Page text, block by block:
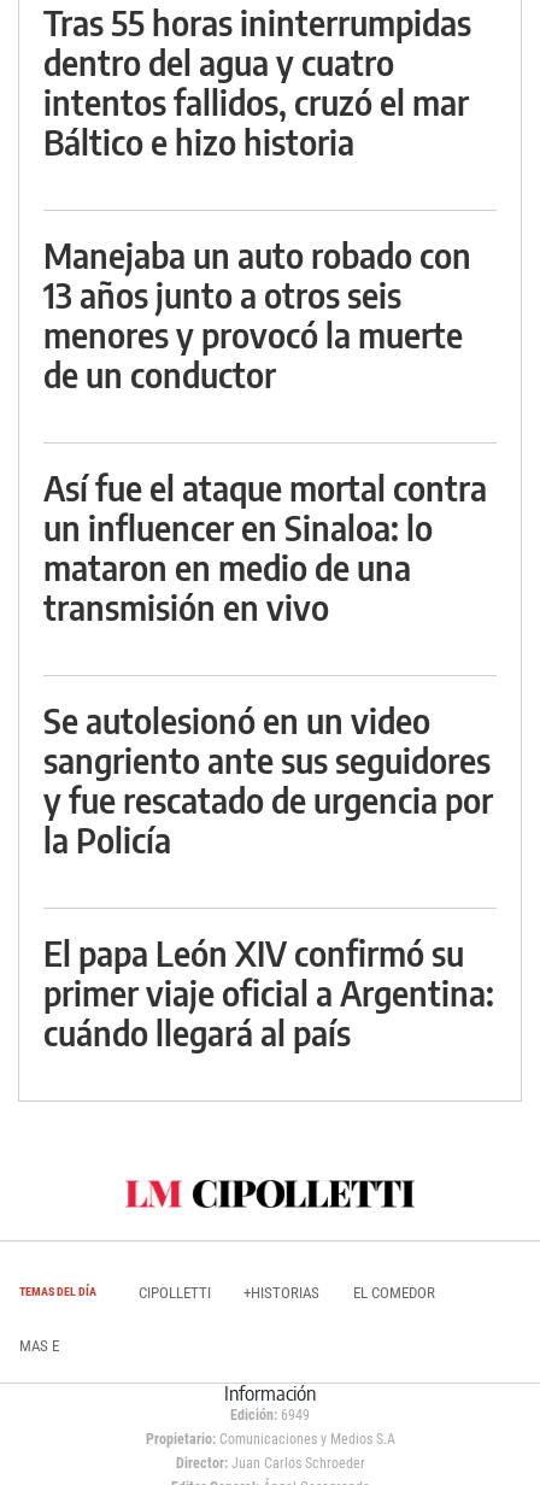
Tras 55 horas ininterrumpidas
dentro del agua y cuatro
intentos fallidos, cruzó el mar
Báltico e hizo historia
Manejaba un auto robado con
13 años junto a otros seis
menores y provocó la muerte
de un conductor
Así fue el ataque mortal contra
un influencer en Sinaloa: lo
mataron en medio de una
transmisión en vivo
Se autolesionó en un video
sangriento ante sus seguidores
y fue rescatado de urgencia por
la Policía
El papa León XIV confirmó su
primer viaje oficial a Argentina:
cuándo llegará al país
TEMAS DEL DÍA CIPOLLETTI +HISTORIAS EL COMEDOR
MAS E
Información
Edición: 6949
Propietario:Comunicaciones y Medios S.A
Director: Juan Carlos Schroeder